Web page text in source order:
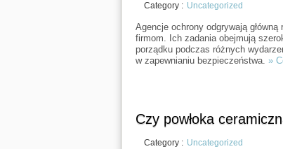
Category : Uncategorized
Agencje ochrony odgrywają
firmom. Ich zadania obejmują
porządku podczas różnych
w zapewnianiu bezpieczeństwa. »
Czy powłoka
Category : Uncategorized